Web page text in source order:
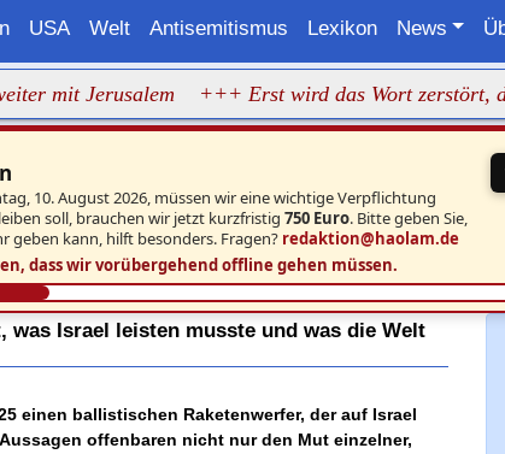
USA Welt Antisemitismus Lexikon News
Jerusalem +++ Erst wird das Wort zerstört, dann
10. August 2026, müssen wir eine wichtige Verpflichtung
soll, brauchen wir jetzt kurzfristig 750 Euro. Bitte geben Sie,
geben kann, hilft besonders. Fragen? redaktion@haolam.de
dass wir vorübergehend offline gehen müssen.
was Israel leisten musste und was die Welt
einen ballistischen Raketenwerfer, der auf Israel
offenbaren nicht nur den Mut einzelner,